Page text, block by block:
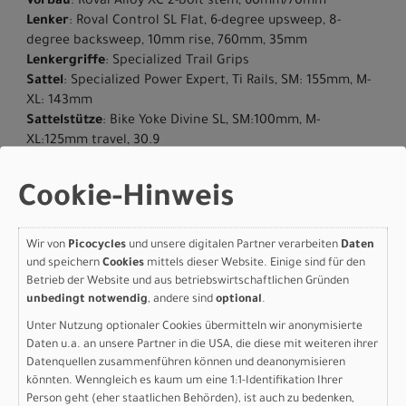
Lenker: Roval Control SL Flat, 6-degree upsweep, 8-
degree backsweep, 10mm rise, 760mm, 35mm
Lenkergriffe: Specialized Trail Grips
Sattel: Specialized Power Expert, Ti Rails, SM: 155mm, M-
XL: 143mm
Sattelstütze: Bike Yoke Divine SL, SM:100mm, M-
XL:125mm travel, 30.9
Herstellerdaten gem. GPSR
Marke Specialized:
Specialized Germany GmbH
D-83607 Holzkirchen
+49 8024 90 288 01
Varianten
Cookie-Hinweis
Wir von Picocycles und unsere digitalen Partner verarbeiten Daten
und speichern Cookies mittels dieser Website. Einige sind für den
Betrieb der Website und aus betriebswirtschaftlichen Gründen
unbedingt notwendig, andere sind optional.
Unter Nutzung optionaler Cookies übermitteln wir anonymisierte
Daten u.a. an unsere Partner in die USA, die diese mit weiteren ihrer
Datenquellen zusammenführen können und deanonymisieren
könnten. Wenngleich es kaum um eine 1:1-Identifikation Ihrer
Person geht (eher staatlichen Behörden), ist auch zu bedenken,